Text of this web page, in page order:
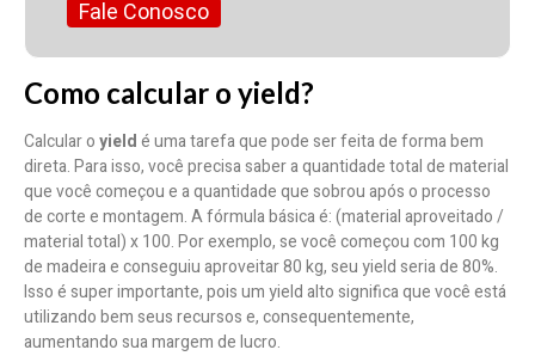
Fale Conosco
Como calcular o yield?
Calcular oyieldé uma tarefa que pode ser feita de forma bem
direta. Para isso, você precisa saber a quantidade total de material
que você começou e a quantidade que sobrou após o processo
de corte e montagem. A fórmula básica é: (material aproveitado /
material total) x 100. Por exemplo, se você começou com 100 kg
de madeira e conseguiu aproveitar 80 kg, seu yield seria de 80%.
Isso é super importante, pois um yield alto significa que você está
utilizando bem seus recursos e, consequentemente,
aumentando sua margem de lucro.